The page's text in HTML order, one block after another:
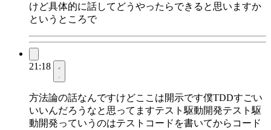
けど具体的に話してどうやったらできると思いますか
というところで
21:18
方法論の話なんですけどここは開示です僕TDDすごい
いいんだろうなと思ってますテスト駆動開発テスト駆
動開発っていうのはテストコードを書いてからコード